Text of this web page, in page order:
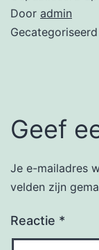
Door admin
Geef
Je e-mailadres
velden zijn
Reactie *